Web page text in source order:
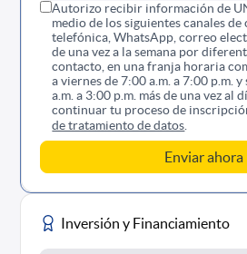
Autorizo recibir información de
medio de los siguientes canales
telefónica, WhatsApp, correo
de una vez a la semana por
contacto, en una franja horaria
a viernes de 7:00 a.m. a 7:00 p.m.
a.m. a 3:00 p.m. más de una vez al
continuar tu proceso de
de tratamiento de datos
Inversión y Financiamiento